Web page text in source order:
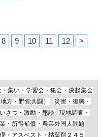
8 9 10 11 12
>
・集い・学習会・集会・決起集会
方・野党共闘）
災害・復興・
さつ・激励・懇談
現地調査・
・所得補償・農業外国人問題
・アスベスト・枯葉剤２４５